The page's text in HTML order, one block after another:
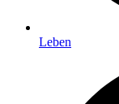
Leben